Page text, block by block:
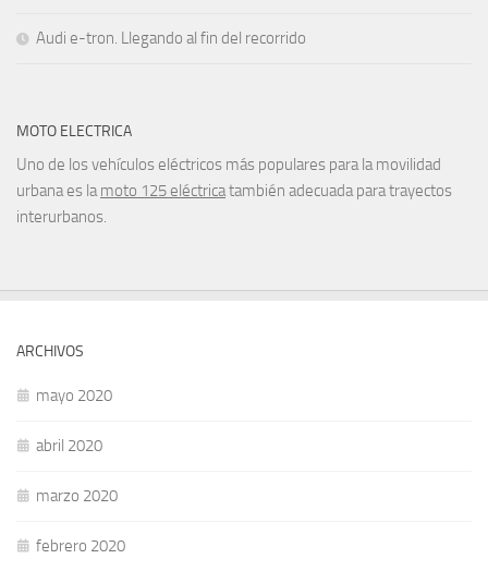
Audi e-tron. Llegando al fin del recorrido
MOTO ELECTRICA
Uno de los vehículos eléctricos más populares para la movilidad
urbana es lamoto 125 eléctricatambién adecuada para trayectos
interurbanos.
ARCHIVOS
mayo 2020
abril 2020
marzo 2020
febrero 2020